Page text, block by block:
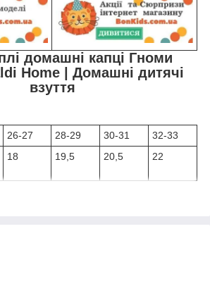
домашні капці Гноми
Home | Домашні дитячі
взуття
26-27 28-29 30-31
32-33
18 19,5 20,5 22